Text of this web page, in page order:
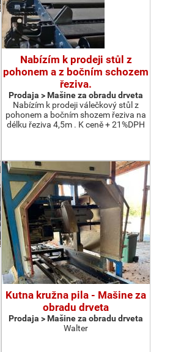
Nabízím k prodeji stůl z
pohonem a z bočním schozem
řeziva.
Prodaja > Мašine za obradu drveta
Nabízím k prodeji válečkový stůl z
pohonem a bočním shozem řeziva na
délku řeziva 4,5m . K ceně + 21%DPH
Kutna kružna pila - Мašine za
obradu drveta
Prodaja > Мašine za obradu drveta
Walter